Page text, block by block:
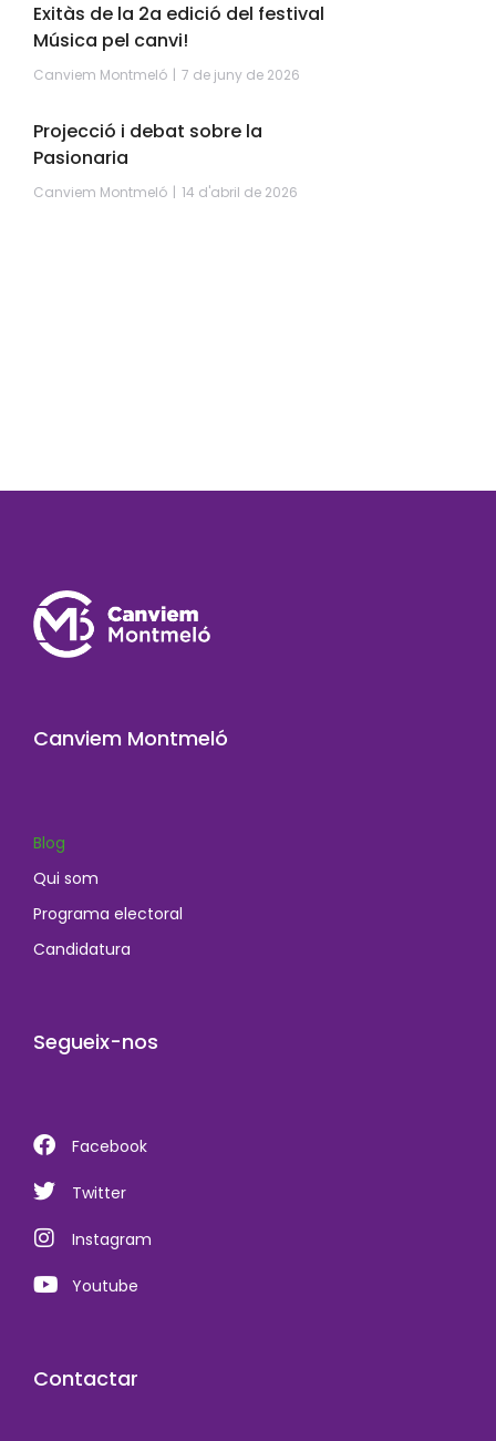
Exitàs de la 2a edició del festival
Música pel canvi!
Canviem Montmeló 7 de juny de 2026
Projecció i debat sobre la
Pasionaria
Canviem Montmeló 14 d'abril de 2026
Canviem Montmeló
Blog
Qui som
Programa electoral
Candidatura
Segueix-nos
Facebook
Twitter
Instagram
Youtube
Contactar